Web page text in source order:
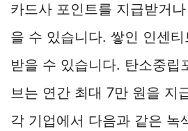
카드사 포인트를 지급받거
을 수 있습니다. 쌓인 인센
받을 수 있습니다. 탄소중립
브는 연간 최대 7만 원을 지
각 기업에서 다음과 같은 녹